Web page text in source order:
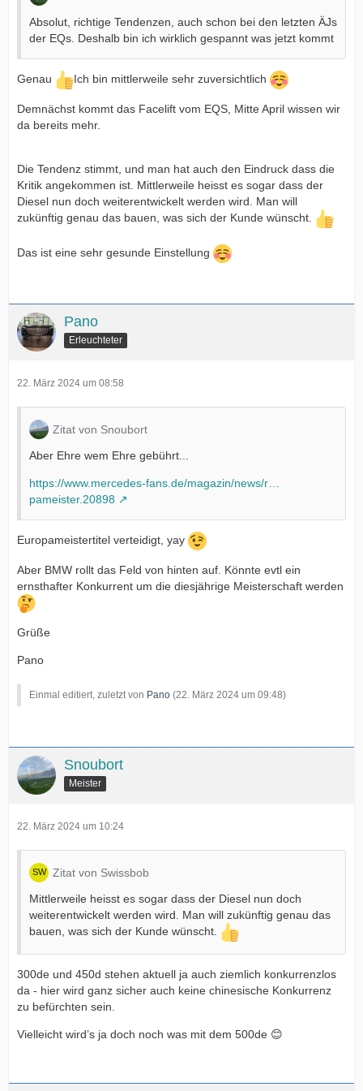
Absolut, richtige Tendenzen, auch schon bei den letzten ÄJs
der EQs. Deshalb bin ich wirklich gespannt was jetzt kommt
Genau Ich bin mittlerweile sehr zuversichtlich
Demnächst kommt das Facelift vom EQS, Mitte April wissen wir
da bereits mehr.
Die Tendenz stimmt, und man hat auch den Eindruck dass die
Kritik angekommen ist. Mittlerweile heisst es sogar dass der
Diesel nun doch weiterentwickelt werden wird. Man will
zukünftig genau das bauen, was sich der Kunde wünscht.
Das ist eine sehr gesunde Einstellung
Pano
Erleuchteter
22. März 2024 um 08:58
Zitat von Snoubort
Aber Ehre wem Ehre gebührt...
https://www.mercedes-fans.de/magazin/news/r…
pameister.20898
Europameistertitel verteidigt, yay
Aber BMW rollt das Feld von hinten auf. Könnte evtl ein
ernsthafter Konkurrent um die diesjährige Meisterschaft werden
Grüße
Pano
Einmal editiert, zuletzt von Pano (22. März 2024 um 09:48)
Snoubort
Meister
22. März 2024 um 10:24
Zitat von Swissbob
Mittlerweile heisst es sogar dass der Diesel nun doch
weiterentwickelt werden wird. Man will zukünftig genau das
bauen, was sich der Kunde wünscht.
300de und 450d stehen aktuell ja auch ziemlich konkurrenzlos
da - hier wird ganz sicher auch keine chinesische Konkurrenz
zu befürchten sein.
Vielleicht wird’s ja doch noch was mit dem 500de 😊